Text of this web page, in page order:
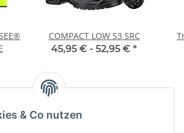
COMPACT LOW S3 SRC
45,95 € - 52,95 € *
& Co nutzen